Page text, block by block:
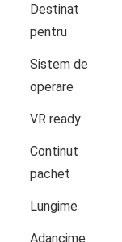
Destinat
pentru
Sistem de
operare
VR ready
Continut
pachet
Lungime
Adancime